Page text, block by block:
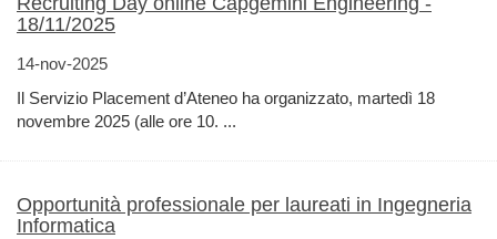
18/11/2025
14-nov-2025
Il Servizio Placement d’Ateneo ha organizzato, martedì 18
novembre 2025 (alle ore 10. ...
Opportunità professionale per laureati in Ingegneria
Informatica